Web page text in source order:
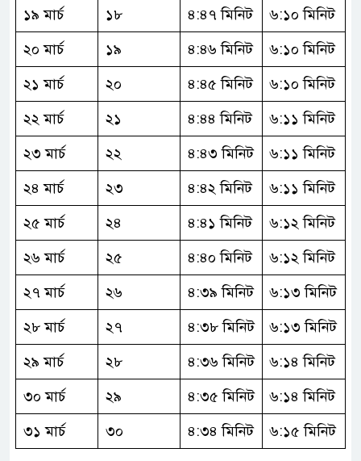
১৯ মার্চ
১৮ ৪:৪৭ মিনিট
৬:১০ মিনিট
২০ মার্চ
১৯ ৪:৪৬ মিনিট
৬:১০ মিনিট
২১ মার্চ
২০ ৪:৪৫ মিনিট
৬:১০ মিনিট
২২ মার্চ
২১ ৪:৪৪ মিনিট
৬:১১ মিনিট
২৩ মার্চ
২২ ৪:৪৩ মিনিট
৬:১১ মিনিট
২৪ মার্চ
২৩ ৪:৪২ মিনিট
৬:১১ মিনিট
২৫ মার্চ
২৪ ৪:৪১ মিনিট
৬:১২ মিনিট
২৬ মার্চ
২৫ ৪:৪০ মিনিট
৬:১২ মিনিট
২৭ মার্চ
২৬ ৪:৩৯ মিনিট
৬:১৩ মিনিট
২৮ মার্চ
২৭ ৪:৩৮ মিনিট
৬:১৩ মিনিট
২৯ মার্চ
২৮ ৪:৩৬ মিনিট
৬:১৪ মিনিট
৩০ মার্চ
২৯ ৪:৩৫ মিনিট
৬:১৪ মিনিট
৩১ মার্চ
৩০ ৪:৩৪ মিনিট ৬:১৫ মিনিট